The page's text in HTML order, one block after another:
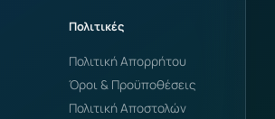
Πολιτικές
Πολιτική Απορρήτου
Όροι & Προϋποθέσεις
Πολιτική Αποστολών